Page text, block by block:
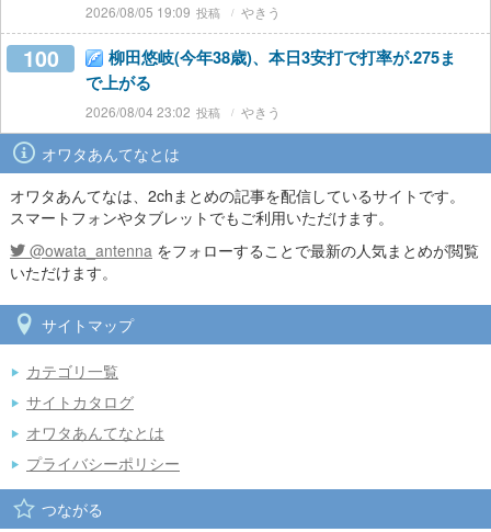
2026/08/05 19:09 やきう
100
柳田悠岐(今年38歳)、本日3安打で打率が.275ま
で上がる
2026/08/04 23:02 やきう
オワタあんてなとは
オワタあんてなは、2chまとめの記事を配信しているサイトです。
スマートフォンやタブレットでもご利用いただけます。
@owata_antenna をフォローすることで最新の人気まとめが閲覧
いただけます。
サイトマップ
カテゴリ一覧
サイトカタログ
オワタあんてなとは
プライバシーポリシー
つながる